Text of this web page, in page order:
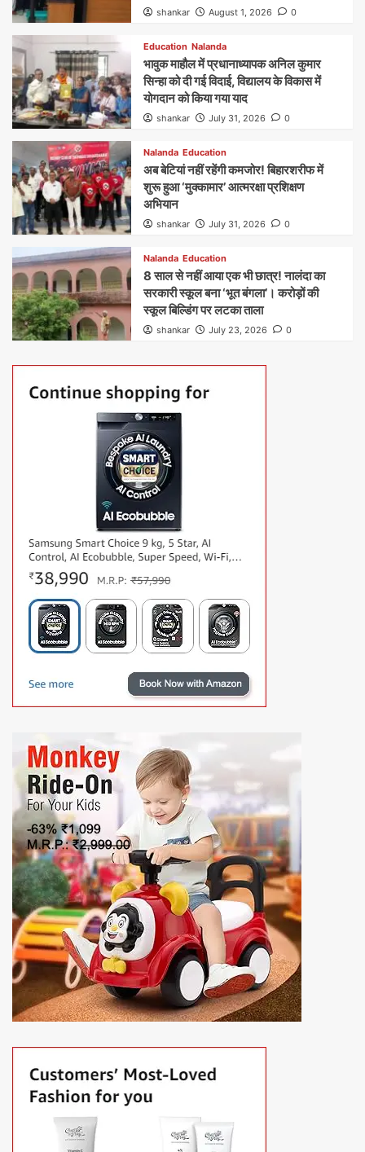
shankar August 1, 2026 0
Education Nalanda
भावुक माहौल में प्रधानाध्यापक अनिल कुमार
सिन्हा को दी गई विदाई, विद्यालय के विकास में
योगदान को किया गया याद
shankar July 31, 2026 0
Nalanda Education
अब बेटियां नहीं रहेंगी कमजोर! बिहारशरीफ में
शुरू हुआ ‘मुक्कामार’ आत्मरक्षा प्रशिक्षण
अभियान
shankar July 31, 2026 0
Nalanda Education
8 साल से नहीं आया एक भी छात्र! नालंदा का
सरकारी स्कूल बना ‘भूत बंगला’। करोड़ों की
स्कूल बिल्डिंग पर लटका ताला
shankar July 23, 2026 0